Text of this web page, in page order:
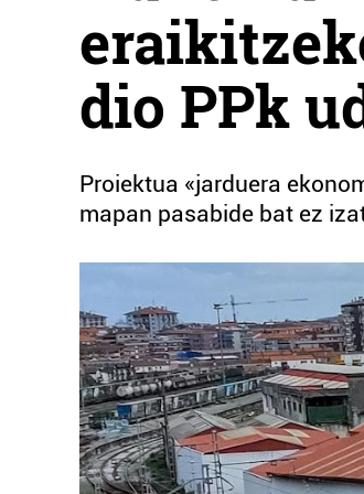
dio PPk
Proiektua «jarduera
mapan pasabide bat ez